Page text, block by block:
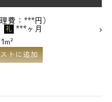
費：***円）
礼 ***ヶ月
トに追加